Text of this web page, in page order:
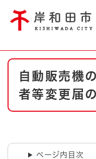
やさしい日本語
防災・緊急情
ハザードマッ
本
自動販売機
者等変更届
ページ内目次